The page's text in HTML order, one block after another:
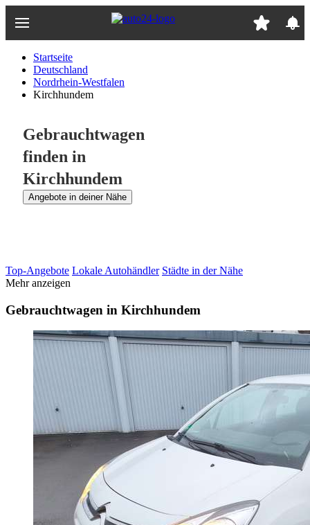
Hauptinhalt
Startseite
Deutschland
Nordrhein-Westfalen
Kirchhundem
Gebrauchtwagen
finden in
Kirchhundem
Angebote in deiner Nähe
Top-Angebote Lokale Autohändler Städte in der Nähe
Mehr anzeigen
Gebrauchtwagen in Kirchhundem